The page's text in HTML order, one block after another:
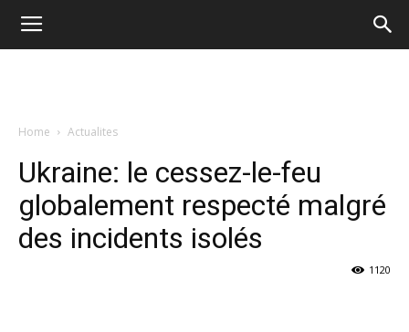
Home Actualites
Ukraine: le cessez-le-feu
globalement respecté malgré
des incidents isolés
1120